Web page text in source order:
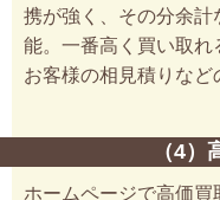
携が強く、その分余計
能。一番高く買い取れ
お客様の相見積りなど
（4
ホームページで高価買